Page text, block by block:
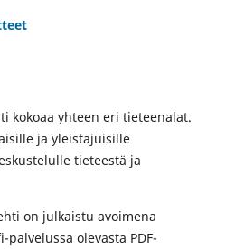
kokoaa yhteen eri tieteenalat.
ja yleistajuisille
tieteestä ja
on julkaistu avoimena
palvelussa olevasta PDF-